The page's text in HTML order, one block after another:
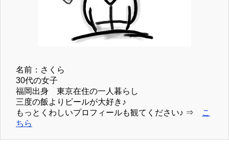
名前：さくら
30代の女子
福岡出身 東京在住の一人暮らし
三度の飯よりビールが大好き♪
もっとくわしいプロフィールも観てください♪ ⇒
こ
ちら